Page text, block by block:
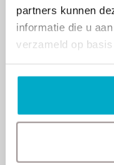
partners kunnen
informatie die u
verzameld op
Fractuur?